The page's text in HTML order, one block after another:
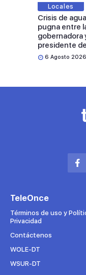
Locales
Crisis de
pugna entre
gobernadora
presidente
6 Agosto 2026
TeleOnce
Términos de uso y
Privacidad
Contáctenos
WOLE-DT
WSUR-DT